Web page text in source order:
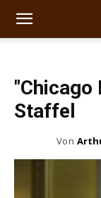
"Chicago
Staffel
Von